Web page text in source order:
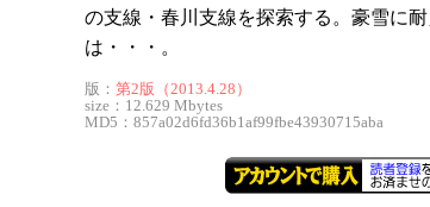
の支線・春川支線を探索する。豪雪に
は・・・。
版： 第2版（2013.4.28）
size：12.629 Mbytes
MD5：857a02d6fd36b1af99fbe43930715aba